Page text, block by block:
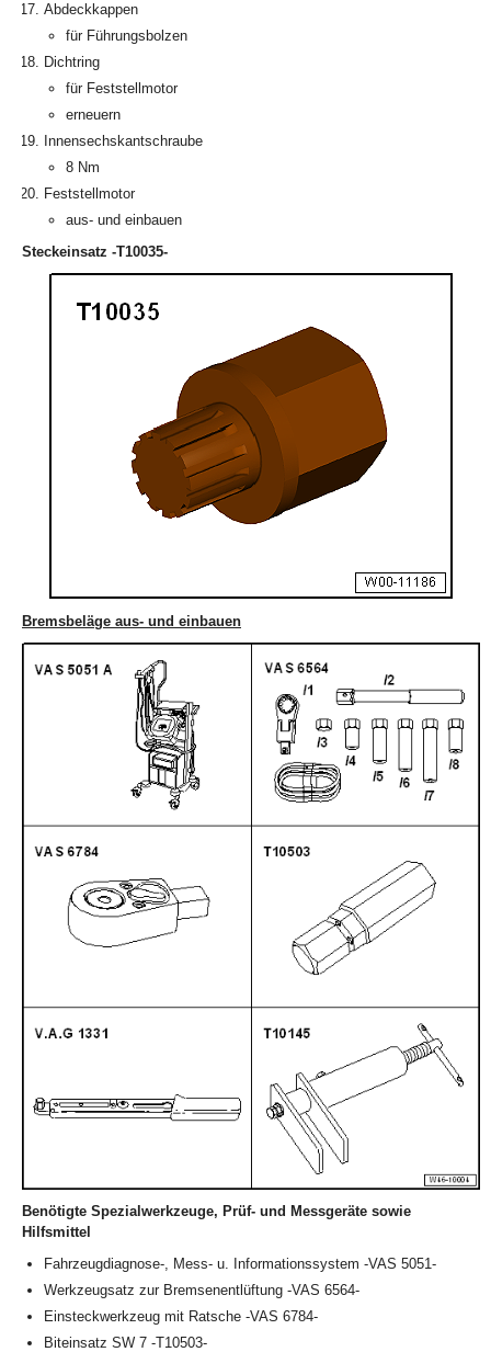
Abdeckkappen
für Führungsbolzen
Dichtring
für Feststellmotor
erneuern
Innensechskantschraube
8 Nm
Feststellmotor
aus- und einbauen
Steckeinsatz -T10035-
Bremsbeläge aus- und einbauen
Benötigte Spezialwerkzeuge, Prüf- und Messgeräte sowie
Hilfsmittel
Fahrzeugdiagnose-, Mess- u. Informationssystem -VAS 5051-
Werkzeugsatz zur Bremsenentlüftung -VAS 6564-
Einsteckwerkzeug mit Ratsche -VAS 6784-
Biteinsatz SW 7 -T10503-